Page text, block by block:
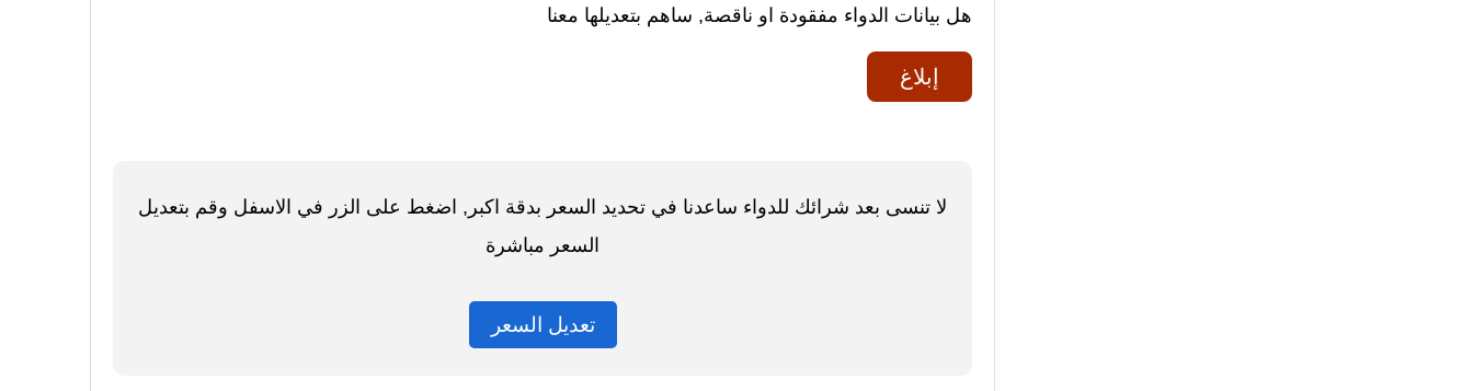
هل بيانات الدواء مفقودة او ناقصة, ساهم بتعديلها معنا
إبلاغ
لا تنسى بعد شرائك للدواء ساعدنا في تحديد السعر بدقة اكبر, اضغط على الزر في الاسفل وقم بتعديل
السعر مباشرة
تعديل السعر